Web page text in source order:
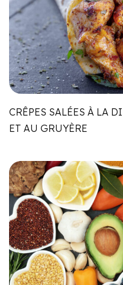
CRÊPES SALÉES À LA
ET AU GRUYÈRE